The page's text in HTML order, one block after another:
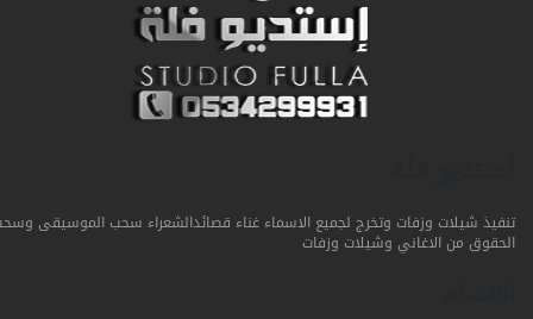
تنفيذ شيلات وزفات وتخرج لجميع الاسماء غناء قصائدالشعراء سحب الموسيقى وسحب
الحقوق من الاغاني وشيلات وزفات